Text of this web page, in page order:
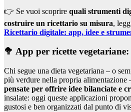
👉 Se vuoi scoprire quali strumenti
costruire un ricettario su misura,
Ricettario digitale: app, idee e
🥦 App per ricette
Chi segue una dieta vegetariana – o
più verdure nella propria alimentazione
pensate per offrire idee bilanciate e
insalate: oggi queste applicazioni
gustosi e ben organizzati dal punto di